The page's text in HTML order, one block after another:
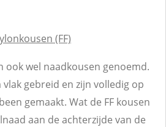
(FF)
ook wel naadkousen genoemd.
gebreid en zijn volledig op
gemaakt. Wat de FF kousen
aan de achterzijde van de